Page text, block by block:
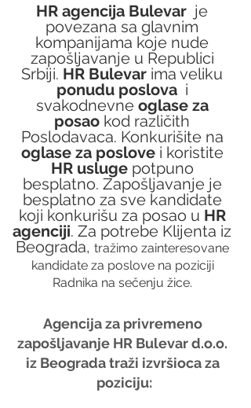
HR agencija Bulevar
  je
povezana sa glavnim
kompanijama koje nude
zapošljavanje u Republici
Srbiji. HR Bulevar ima veliku
ponudu poslova
  i
svakodnevne oglase za
posao kod različith
Poslodavaca. Konkurišite na
oglase za poslove i koristite
HR usluge potpuno
besplatno. Zapošljavanje je
besplatno za sve kandidate
koji konkurišu za posao u HR
agenciji. Za potrebe Klijenta iz
Beograda, tražimo zainteresovane
kandidate za poslove na poziciji
Radnika na sečenju žice.
Agencija za privremeno
zapošljavanje HR Bulevar d.o.o.
iz Beograda traži izvršioca za
poziciju: